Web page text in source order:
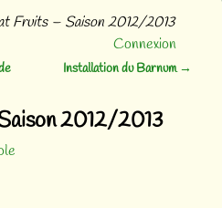
Fruits – Saison 2012/2013
Connexion
Installation du Barnum→
2012/2013